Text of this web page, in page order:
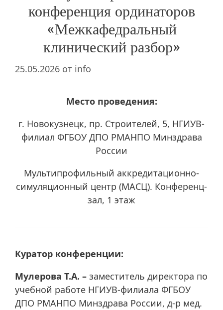
конференция ординаторов
«Межкафедральный
клинический разбор»
25.05.2026 от info
Место проведения:
г. Новокузнецк, пр. Строителей, 5, НГИУВ-
филиал ФГБОУ ДПО РМАНПО Минздрава
России
Мультипрофильный аккредитационно-
симуляционный центр (МАСЦ). Конференц-
зал, 1 этаж
Куратор конференции:
Мулерова Т.А. – заместитель директора по
учебной работе НГИУВ-филиала ФГБОУ
ДПО РМАНПО Минздрава России, д-р мед.